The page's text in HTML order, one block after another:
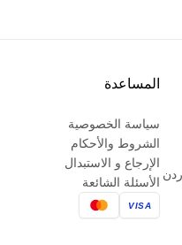
المساعدة
سياسة الخصوصية
الشروط والأحكام
الإرجاع و الاستبدال
الأسئلة الشائعة
VISA